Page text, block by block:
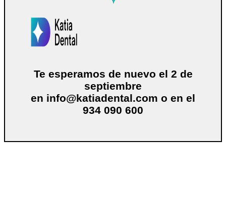
Te esperamos de nuevo el 2 de
septiembre
en info@katiadental.com o en el
934 090 600